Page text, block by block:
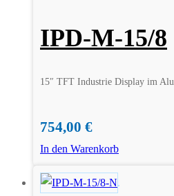
IPD-M-15/8
15″ TFT Industrie Display im
754,00 €
In den Warenkorb